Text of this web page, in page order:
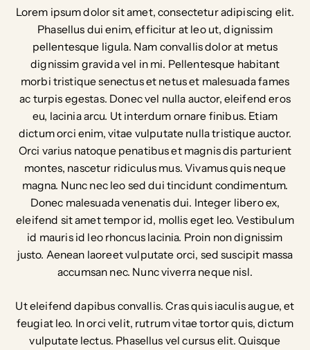
Lorem ipsum dolor sit amet, consectetur adipiscing elit.
Phasellus dui enim, efficitur at leo ut, dignissim
pellentesque ligula. Nam convallis dolor at metus
dignissim gravida vel in mi. Pellentesque habitant
morbi tristique senectus et netus et malesuada fames
ac turpis egestas. Donec vel nulla auctor, eleifend eros
eu, lacinia arcu. Ut interdum ornare finibus. Etiam
dictum orci enim, vitae vulputate nulla tristique auctor.
Orci varius natoque penatibus et magnis dis parturient
montes, nascetur ridiculus mus. Vivamus quis neque
magna. Nunc nec leo sed dui tincidunt condimentum.
Donec malesuada venenatis dui. Integer libero ex,
eleifend sit amet tempor id, mollis eget leo. Vestibulum
id mauris id leo rhoncus lacinia. Proin non dignissim
justo. Aenean laoreet vulputate orci, sed suscipit massa
accumsan nec. Nunc viverra neque nisl.
Ut eleifend dapibus convallis. Cras quis iaculis augue, et
feugiat leo. In orci velit, rutrum vitae tortor quis, dictum
vulputate lectus. Phasellus vel cursus elit. Quisque